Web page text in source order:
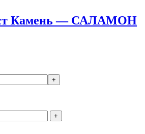
Камень — САЛАМОН
+
+